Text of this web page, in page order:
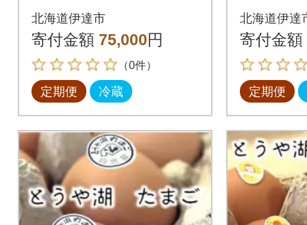
鉄 40個 入り全6回
北海道伊達市
寄付金額 75,000円
（0件）
定期便 冷蔵
60個入
北海道伊達
寄付金額
定期便